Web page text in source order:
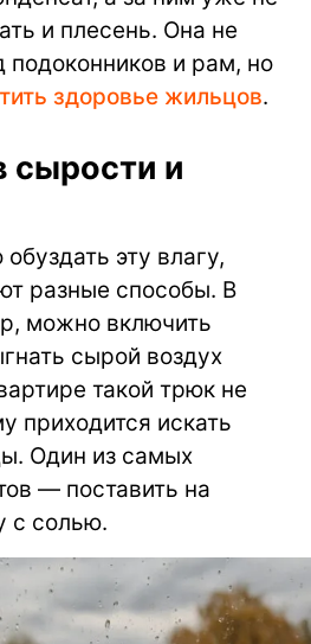
и плесень. Она не
подоконников и рам, но
здоровье жильцов.
сырости и
эту влагу,
разные способы. В
можно включить
сырой воздух
такой трюк не
приходится искать
Один из самых
— поставить на
с солью.